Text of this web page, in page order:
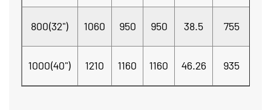
800(32") 1060 950 950 38.5 755
1000(40") 1210 1160 1160 46.26 935